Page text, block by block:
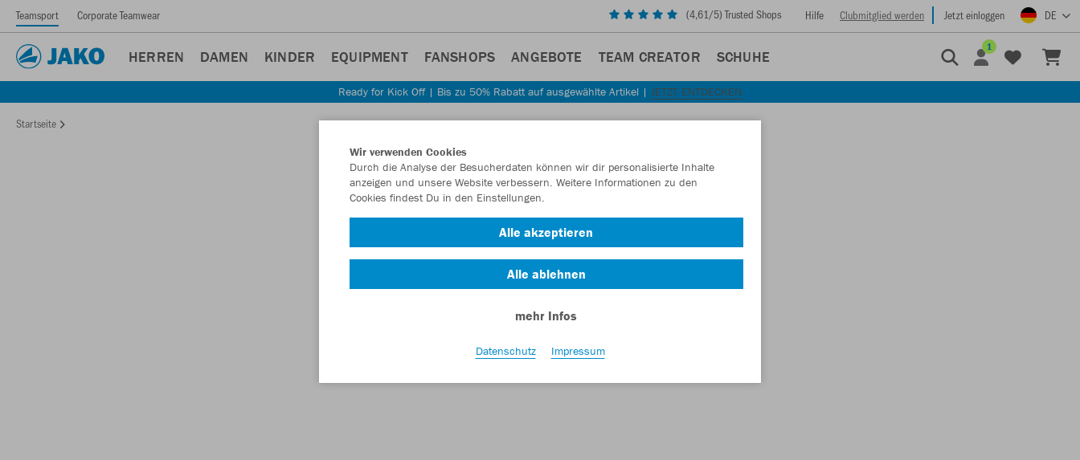
Teamsport Corporate Teamwear (4,61/5) Trusted Shops Hilfe Clubmitglied werden Jetzt einloggen DE
HERREN DAMEN KINDER EQUIPMENT FANSHOPS ANGEBOTE TEAM CREATOR SCHUHE
1
Ready for Kick Off | Bis zu 50% Rabatt auf ausgewählte Artikel | JETZT ENTDECKEN
Startseite
Wir verwenden Cookies
Durch die Analyse der Besucherdaten können wir dir personalisierte Inhalte
anzeigen und unsere Website verbessern. Weitere Informationen zu den
Cookies findest Du in den Einstellungen.
Alle akzeptieren
Alle ablehnen
mehr Infos
Datenschutz Impressum